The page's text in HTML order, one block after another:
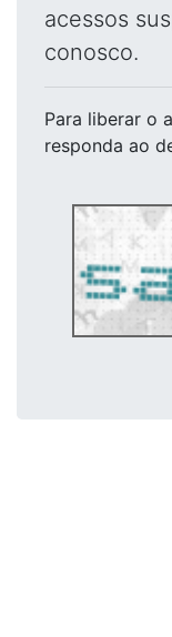
acessos
conosco.
Para liberar o
responda ao